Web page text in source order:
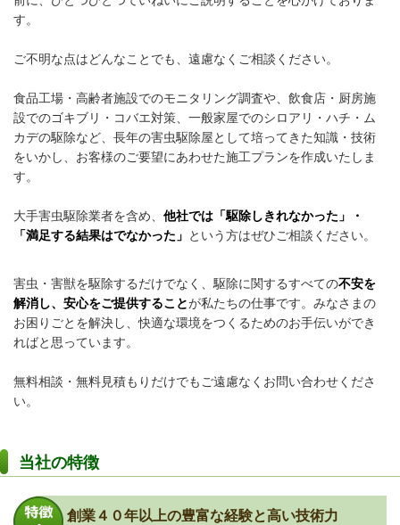
す。
ご不明な点はどんなことでも、遠慮なくご相談ください。
食品工場・高齢者施設でのモニタリング調査や、飲食店・厨房施
設でのゴキブリ・コバエ対策、一般家屋でのシロアリ・ハチ・ム
カデの駆除など、長年の害虫駆除屋として培ってきた知識・技術
をいかし、 お客様のご要望にあわせた施工プランを作成いたしま
す。
大手害虫駆除業者を含め、 他社では「駆除しきれなかった」・
「満足する結果はでなかった」 という方はぜひご相談ください。
害虫・害獣を駆除するだけでなく、駆除に関するすべての不安を
解消し、安心をご提供することが私たちの仕事です。みなさまの
お困りごとを解決し、快適な環境をつくるためのお手伝いができ
ればと思っています。
無料相談・無料見積もりだけでもご遠慮なくお問い合わせくださ
い。
当社の特徴
創業４０年以上の豊富な経験と高い技術力